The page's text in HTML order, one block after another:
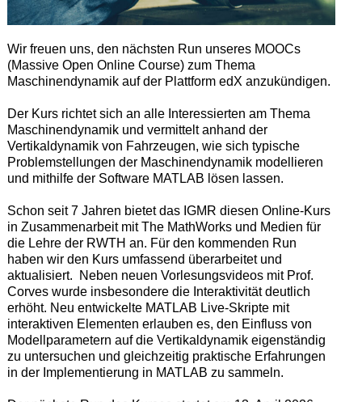
Wir freuen uns, den nächsten Run unseres MOOCs
(Massive Open Online Course) zum Thema
Maschinendynamik auf der Plattform edX anzukündigen.
Der Kurs richtet sich an alle Interessierten am Thema
Maschinendynamik und vermittelt anhand der
Vertikaldynamik von Fahrzeugen, wie sich typische
Problemstellungen der Maschinendynamik modellieren
und mithilfe der Software MATLAB lösen lassen.
Schon seit 7 Jahren bietet das IGMR diesen Online-Kurs
in Zusammenarbeit mit The MathWorks und Medien für
die Lehre der RWTH an. Für den kommenden Run
haben wir den Kurs umfassend überarbeitet und
aktualisiert. Neben neuen Vorlesungsvideos mit Prof.
Corves wurde insbesondere die Interaktivität deutlich
erhöht. Neu entwickelte MATLAB Live-Skripte mit
interaktiven Elementen erlauben es, den Einfluss von
Modellparametern auf die Vertikaldynamik eigenständig
zu untersuchen und gleichzeitig praktische Erfahrungen
in der Implementierung in MATLAB zu sammeln.